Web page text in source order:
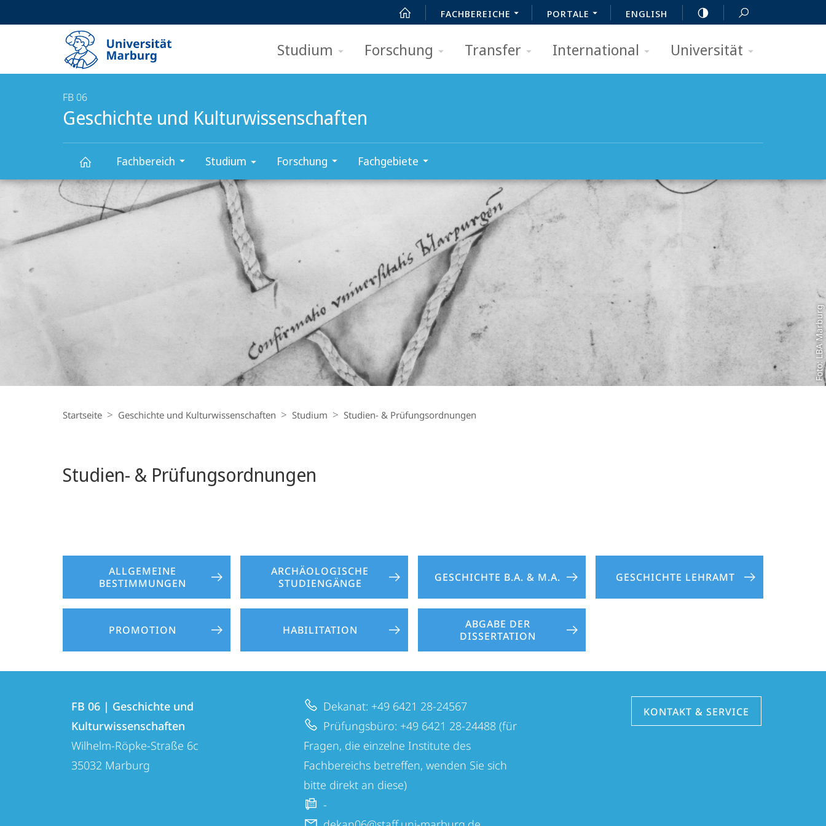
FACHBEREICHE PORTALE ENGLISH
Studium Forschung Transfer International Universität
FB 06
Geschichte und Kulturwissenschaften
Geschichte
und
Fachbereich Studium Forschung Fachgebiete
Hauptinhalt
Foto: LBA Marburg
Navigation
Startseite Geschichte und Kulturwissenschaften Studium Studien- & Prüf­ungsordnungen
Studien- & Prüf­ungsordnungen
ALLGEMEINE
BESTIMMUNGEN
ARCHÄOLOGISCHE
STUDIENGÄNGE
GESCHICHTE B.A. & M.A. GESCHICHTE LEHRAMT
PROMOTION HABILITATION
ABGABE DER
DISSERTATION
Informationen
Kontaktinformationen
FB
06
|
FB 06 | Geschichte und
Kulturwissenschaften
Wilhelm-Röpke-Straße 6c
35032 Marburg
Dekanat: +49 6421 28-24567
Prüfungsbüro: +49 6421 28-24488 (für
Fragen, die einzelne Institute des
Fachbereichs betreffen, wenden Sie sich
bitte direkt an diese)
-
KONTAKT & SERVICE